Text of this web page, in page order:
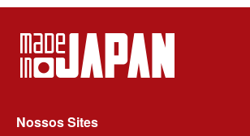
Nossos Sites